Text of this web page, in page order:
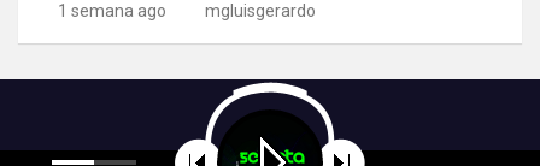
1 semana ago mgluisgerardo